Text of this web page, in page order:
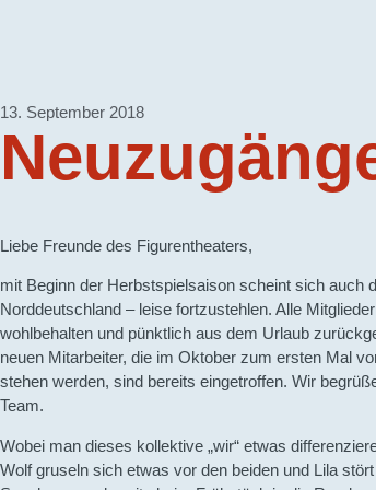
13. September 2018
Liebe Freunde des Figurentheaters,
mit Beginn der Herbstspielsaison scheint sich auch
Norddeutschland – leise fortzustehlen. Alle
wohlbehalten und pünktlich aus dem Urlaub
neuen Mitarbeiter, die im Oktober zum ersten Mal
stehen werden, sind bereits eingetroffen. Wir
Team.
Wobei man dieses kollektive „wir“ etwas
Wolf gruseln sich etwas vor den beiden und Lila